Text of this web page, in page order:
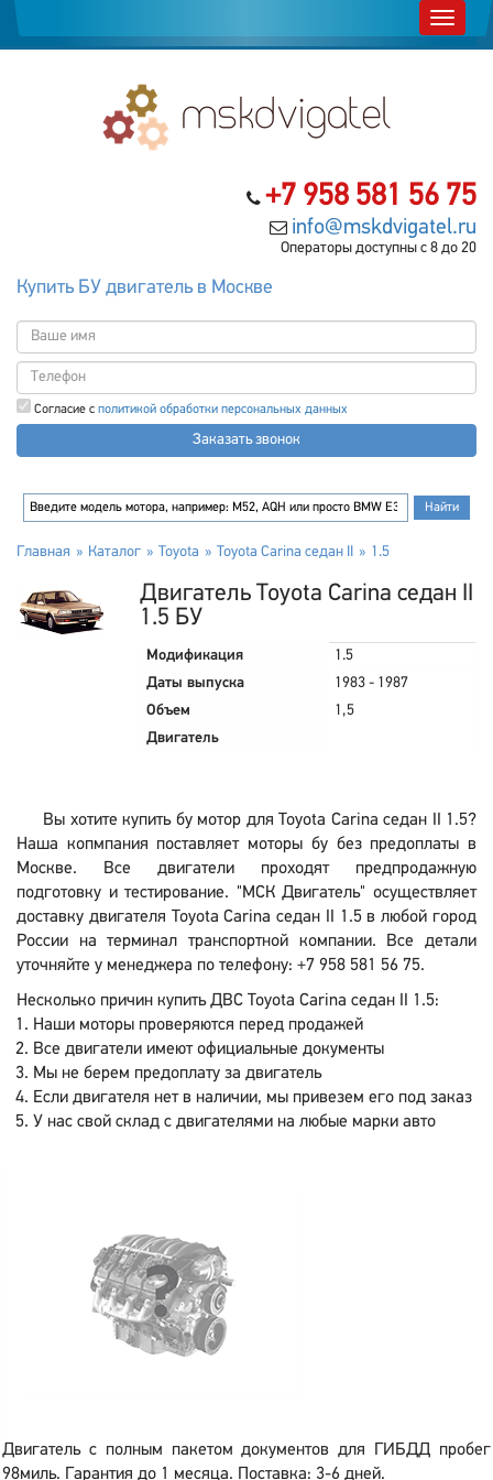
+7 958 581 56 75
info@mskdvigatel.ru
Операторы доступны с 8 до 20
Купить БУ двигатель в Москве
Согласие с политикой обработки персональных данных
Заказать звонок
Главная Каталог Toyota Toyota Carina седан II 1.5
Двигатель Toyota Carina седан II
1.5 БУ
Модификация
1.5
Даты выпуска
1983 - 1987
Объем
1,5
Двигатель
Вы хотите купить бу мотор для Toyota Carina седан II 1.5?
Наша копмпания поставляет моторы бу без предоплаты в
Москве. Все двигатели проходят предпродажную
подготовку и тестирование. "МСК Двигатель" осуществляет
доставку двигателя Toyota Carina седан II 1.5 в любой город
России на терминал транспортной компании. Все детали
уточняйте у менеджера по телефону: +7 958 581 56 75.
Несколько причин купить ДВС Toyota Carina седан II 1.5:
Наши моторы проверяются перед продажей
Все двигатели имеют официальные документы
Мы не берем предоплату за двигатель
Если двигателя нет в наличии, мы привезем его под заказ
У нас свой склад с двигателями на любые марки авто
Двигатель с полным пакетом документов для ГИБДД пробег
98миль. Гарантия до 1 месяца. Поставка: 3-6 дней.